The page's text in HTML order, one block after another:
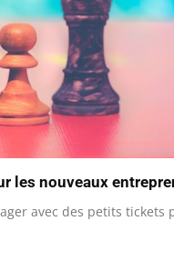
les nouveaux
avec des petits tickets